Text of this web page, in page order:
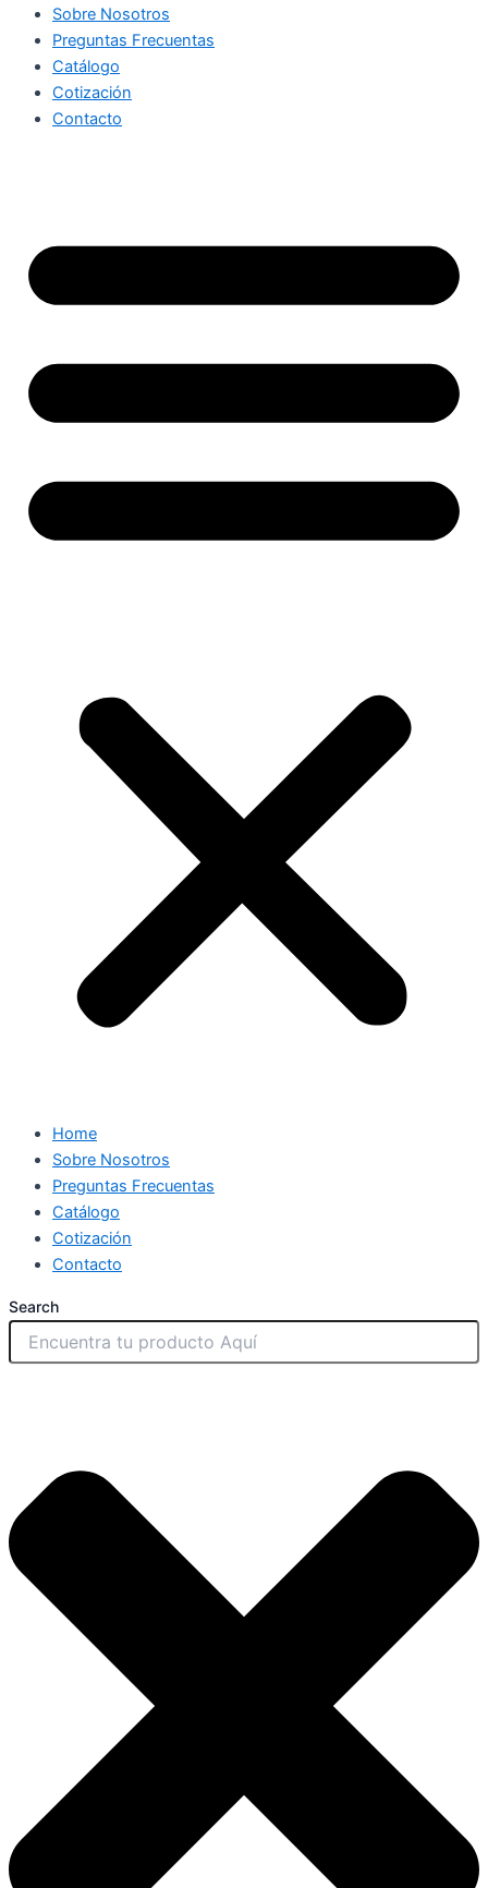
Sobre Nosotros
Preguntas Frecuentas
Catálogo
Cotización
Contacto
Home
Sobre Nosotros
Preguntas Frecuentas
Catálogo
Cotización
Contacto
Search